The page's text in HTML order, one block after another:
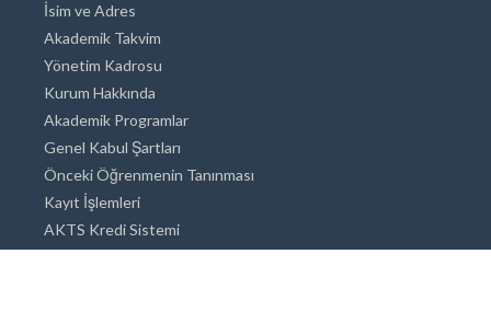
İsim ve Adres
Akademik Takvim
Yönetim Kadrosu
Kurum Hakkında
Akademik Programlar
Genel Kabul Şartları
Önceki Öğrenmenin Tanınması
Kayıt İşlemleri
AKTS Kredi Sistemi